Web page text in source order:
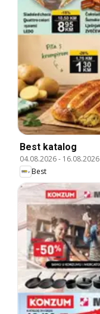
Best katalog
04.08.2026- 16.08.2026
Best